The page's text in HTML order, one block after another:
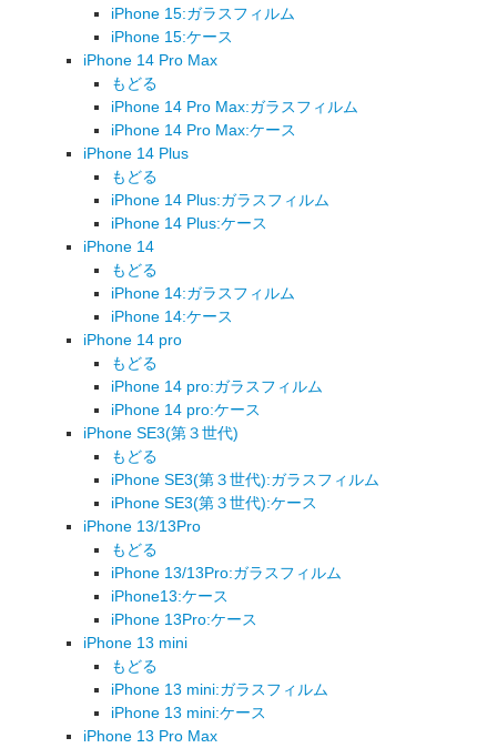
iPhone 15:ガラスフィルム
iPhone 15:ケース
iPhone 14 Pro Max
もどる
iPhone 14 Pro Max:ガラスフィルム
iPhone 14 Pro Max:ケース
iPhone 14 Plus
もどる
iPhone 14 Plus:ガラスフィルム
iPhone 14 Plus:ケース
iPhone 14
もどる
iPhone 14:ガラスフィルム
iPhone 14:ケース
iPhone 14 pro
もどる
iPhone 14 pro:ガラスフィルム
iPhone 14 pro:ケース
iPhone SE3(第３世代)
もどる
iPhone SE3(第３世代):ガラスフィルム
iPhone SE3(第３世代):ケース
iPhone 13/13Pro
もどる
iPhone 13/13Pro:ガラスフィルム
iPhone13:ケース
iPhone 13Pro:ケース
iPhone 13 mini
もどる
iPhone 13 mini:ガラスフィルム
iPhone 13 mini:ケース
iPhone 13 Pro Max